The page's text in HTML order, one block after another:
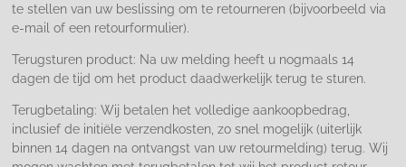
te stellen van uw beslissing om te retourneren (bijvoorbeeld via
e-mail of een retourformulier).
Terugsturen product: Na uw melding heeft u nogmaals 14
dagen de tijd om het product daadwerkelijk terug te sturen.
Terugbetaling: Wij betalen het volledige aankoopbedrag,
inclusief de initiële verzendkosten, zo snel mogelijk (uiterlijk
binnen 14 dagen na ontvangst van uw retourmelding) terug. Wij